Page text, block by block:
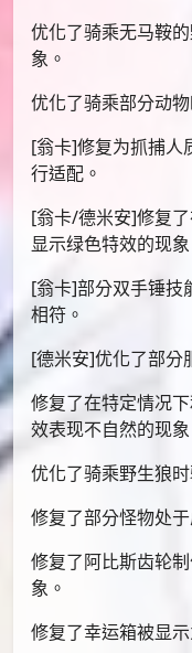
优化了骑乘无马鞍
象。
优化了骑乘部分动
[翁卡]修复为抓捕人
行适配。
[翁卡/德米安]修复
显示绿色特效的现象
[翁卡]部分双手锤技
相符。
[德米安]优化了部分
修复了在特定情况
效表现不自然的现象
优化了骑乘野生狼
修复了部分怪物处
修复了阿比斯齿轮
象。
修复了幸运箱被显